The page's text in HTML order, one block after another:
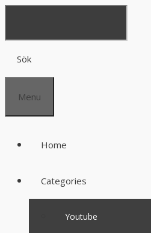
Sök
Menu
Home
Categories
Youtube